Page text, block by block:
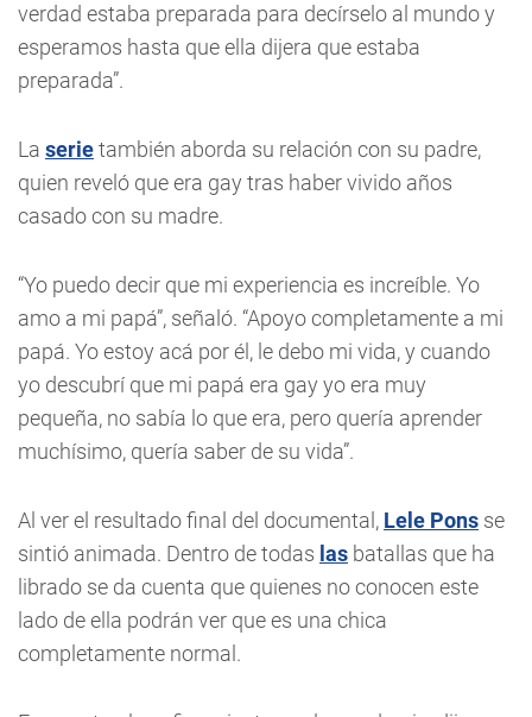
verdad estaba preparada para decírselo al mundo y
esperamos hasta que ella dijera que estaba
preparada”.
La serietambién aborda su relación con su padre,
quien reveló que era gay tras haber vivido años
casado con su madre.
“Yo puedo decir que mi experiencia es increíble. Yo
amo a mi papá”, señaló. “Apoyo completamente a mi
papá. Yo estoy acá por él, le debo mi vida, y cuando
yo descubrí que mi papá era gay yo era muy
pequeña, no sabía lo que era, pero quería aprender
muchísimo, quería saber de su vida”.
Al ver el resultado final del documental, Lele Pons se
sintió animada. Dentro de todas las batallas que ha
librado se da cuenta que quienes no conocen este
lado de ella podrán ver que es una chica
completamente normal.